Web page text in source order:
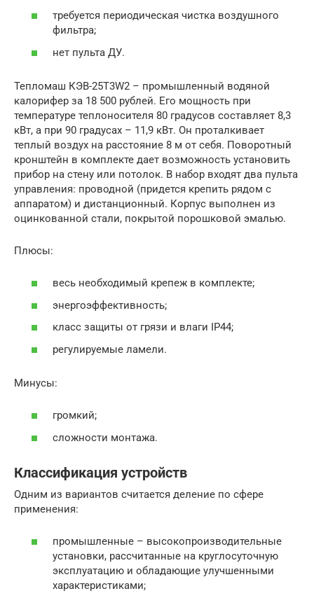
требуется периодическая чистка воздушного
фильтра;
нет пульта ДУ.
Тепломаш КЭВ-25Т3W2 – промышленный водяной
калорифер за 18 500 рублей. Его мощность при
температуре теплоносителя 80 градусов составляет 8,3
кВт, а при 90 градусах – 11,9 кВт. Он проталкивает
теплый воздух на расстояние 8 м от себя. Поворотный
кронштейн в комплекте дает возможность установить
прибор на стену или потолок. В набор входят два пульта
управления: проводной (придется крепить рядом с
аппаратом) и дистанционный. Корпус выполнен из
оцинкованной стали, покрытой порошковой эмалью.
Плюсы:
весь необходимый крепеж в комплекте;
энергоэффективность;
класс защиты от грязи и влаги IP44;
регулируемые ламели.
Минусы:
громкий;
сложности монтажа.
Классификация устройств
Одним из вариантов считается деление по сфере
применения:
промышленные – высокопроизводительные
установки, рассчитанные на круглосуточную
эксплуатацию и обладающие улучшенными
характеристиками;